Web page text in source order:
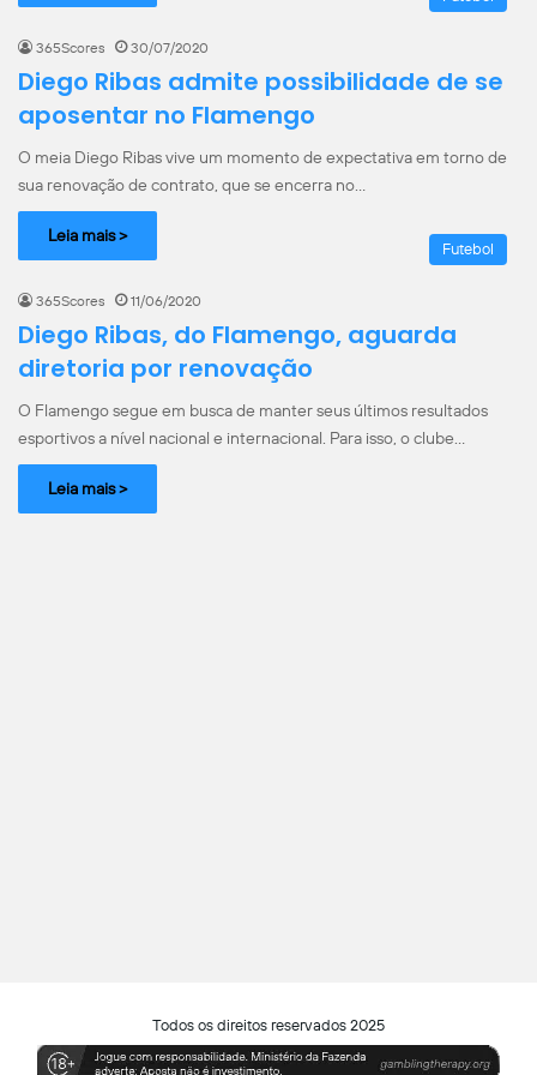
365Scores 30/07/2020
Diego Ribas admite possibilidade de se
aposentar no Flamengo
O meia Diego Ribas vive um momento de expectativa em torno de
sua renovação de contrato, que se encerra no…
Leia mais >
Futebol
365Scores 11/06/2020
Diego Ribas, do Flamengo, aguarda
diretoria por renovação
O Flamengo segue em busca de manter seus últimos resultados
esportivos a nível nacional e internacional. Para isso, o clube…
Leia mais >
Todos os direitos reservados 2025